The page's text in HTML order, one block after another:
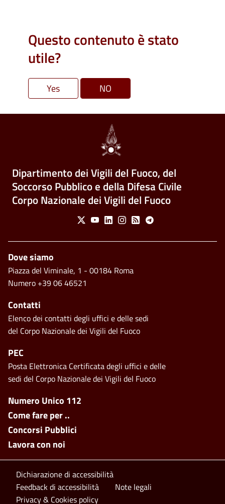
Questo contenuto è stato
utile?
Dipartimento dei Vigili del Fuoco, del
Soccorso Pubblico e della Difesa Civile
Corpo Nazionale dei Vigili del Fuoco
Social Menu
X YoutubeLinkedinInstagram
Feed Telegram
Footer side menu
Numero Unico 112
Come fare per ..
Concorsi Pubblici
Lavora con noi
Piè di pagina
Dove siamo
Piazza del Viminale, 1 - 00184 Roma
Numero +39 06 46521
Contatti
Elenco dei contatti degli uffici e delle sedi
del Corpo Nazionale dei Vigili del Fuoco
PEC
Posta Elettronica Certificata degli uffici e delle
sedi del Corpo Nazionale dei Vigili del Fuoco
Footer bottom
Dichiarazione di accessibilità
Feedback di accessibilità
Note legali
Privacy & Cookies policy